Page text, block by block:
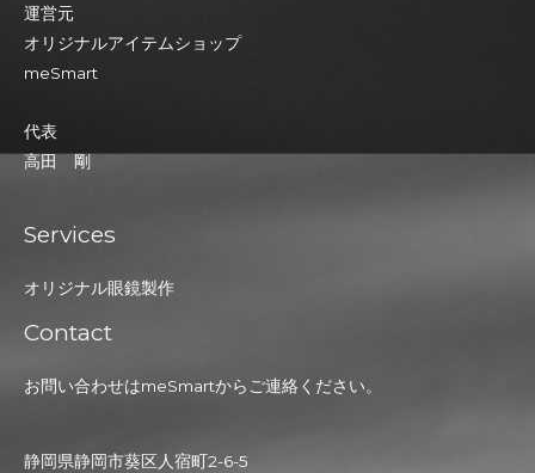
運営元
オリジナルアイテムショップ
meSmart
代表
高田 剛
Services
オリジナル眼鏡製作
Contact
お問い合わせはmeSmartからご連絡ください。
静岡県静岡市葵区人宿町2-6-5